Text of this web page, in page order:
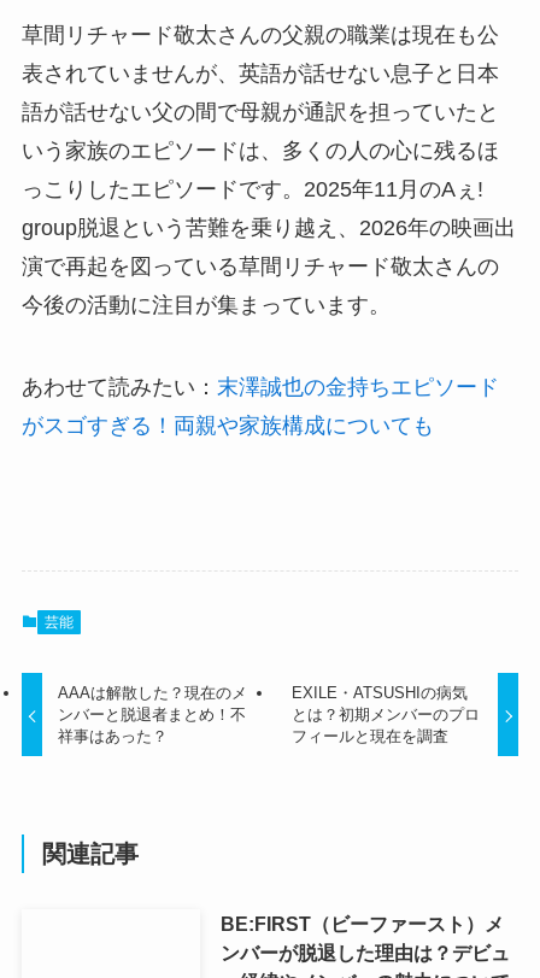
草間リチャード敬太さんの父親の職業は現在も公
表されていませんが、英語が話せない息子と日本
語が話せない父の間で母親が通訳を担っていたと
いう家族のエピソードは、多くの人の心に残るほ
っこりしたエピソードです。2025年11月のAぇ!
group脱退という苦難を乗り越え、2026年の映画出
演で再起を図っている草間リチャード敬太さんの
今後の活動に注目が集まっています。
あわせて読みたい： 末澤誠也の金持ちエピソード
がスゴすぎる！両親や家族構成についても
芸能
AAAは解散した？現在のメ
ンバーと脱退者まとめ！不
祥事はあった？
EXILE・ATSUSHIの病気
とは？初期メンバーのプロ
フィールと現在を調査
関連記事
BE:FIRST（ビーファースト）メ
ンバーが脱退した理由は？デビュ